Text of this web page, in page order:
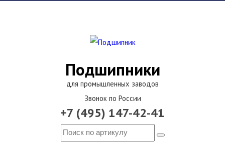
Подшипники
для промышленных заводов
Звонок по России
+7 (495) 147-42-41